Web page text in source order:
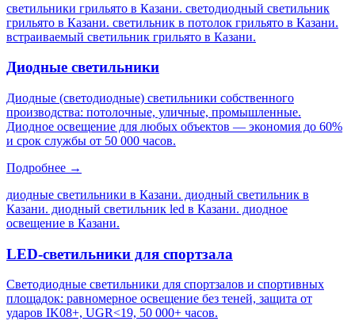
светильники грильято в Казани. светодиодный светильник
грильято в Казани. светильник в потолок грильято в Казани.
встраиваемый светильник грильято в Казани.
Диодные светильники
Диодные (светодиодные) светильники собственного
производства: потолочные, уличные, промышленные.
Диодное освещение для любых объектов — экономия до 60%
и срок службы от 50 000 часов.
Подробнее →
диодные светильники в Казани. диодный светильник в
Казани. диодный светильник led в Казани. диодное
освещение в Казани.
LED-светильники для спортзала
Светодиодные светильники для спортзалов и спортивных
площадок: равномерное освещение без теней, защита от
ударов IK08+, UGR<19, 50 000+ часов.